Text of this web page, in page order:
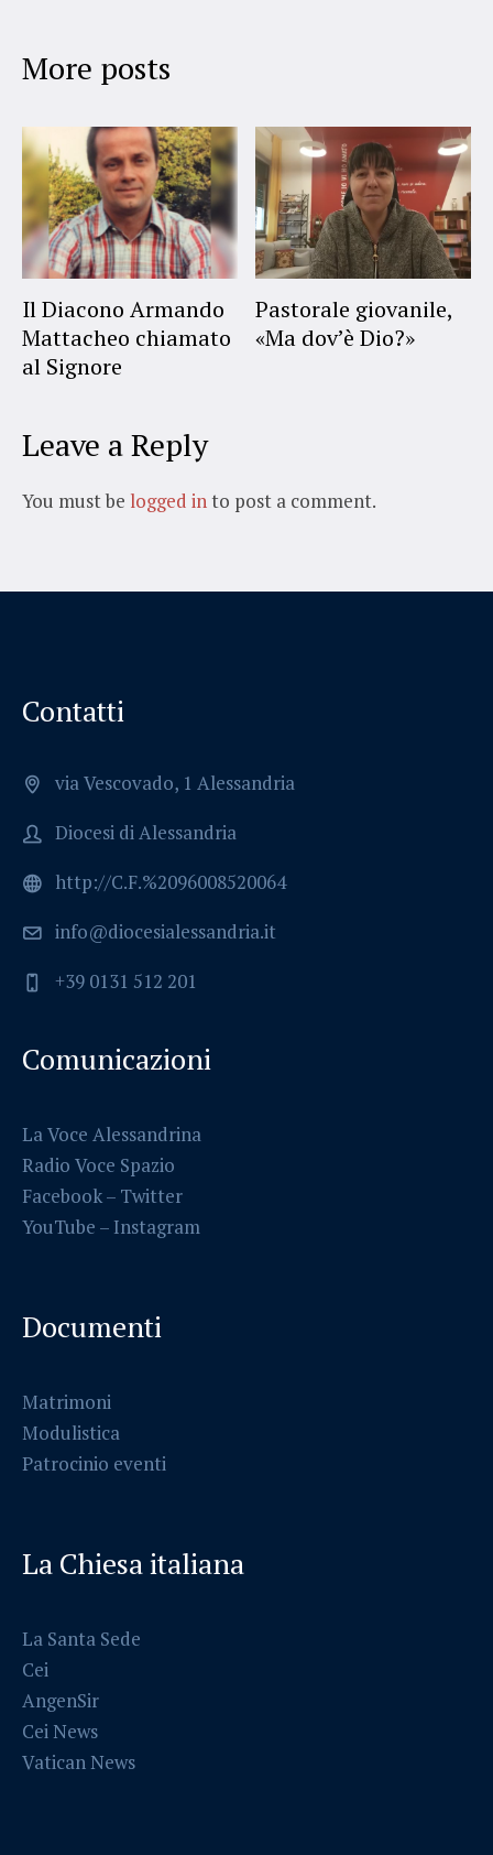
More posts
Il Diacono Armando
Mattacheo chiamato
al Signore
Pastorale giovanile,
«Ma dov’è Dio?»
Leave a Reply
You must be logged into post a comment.
Contatti
via Vescovado, 1 Alessandria
Diocesi di Alessandria
http://C.F.%2096008520064
info@diocesialessandria.it
+39 0131 512 201
Comunicazioni
La Voce Alessandrina
Radio Voce Spazio
Facebook– Twitter
YouTube – Instagram
Documenti
Matrimoni
Modulistica
Patrocinio eventi
La Chiesa italiana
La Santa Sede
Cei
AngenSir
Cei News
Vatican News